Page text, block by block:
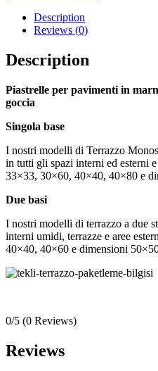
Description
Reviews (0)
Description
Piastrelle per pavimenti in
goccia
Singola base
I nostri modelli di Terrazzo
in tutti gli spazi interni ed esterni
33×33, 30×60, 40×40, 40×80 e
Due basi
I nostri modelli di terrazzo a due
interni umidi, terrazze e aree
40×40, 40×60 e dimensioni
0/5 (0 Reviews)
Reviews